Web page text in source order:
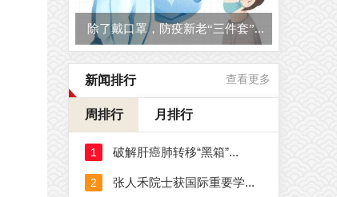
复旦大学校园开放日
新闻排行 查看更多
周排行 月排行